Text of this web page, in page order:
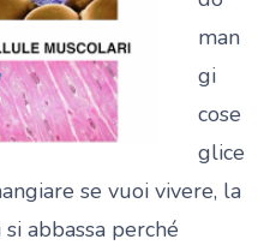
man
gi
cose
glice
se vuoi vivere, la
abbassa perché